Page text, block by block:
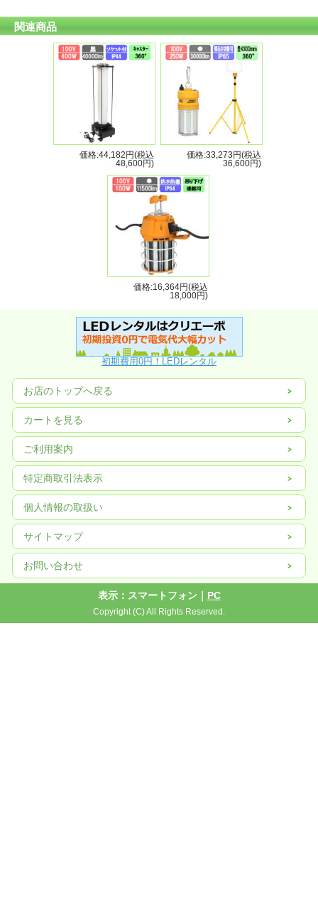
関連商品
価格:44,182円(税込
48,600円)
価格:33,273円(税込
36,600円)
価格:16,364円(税込
18,000円)
初期費用0円！LEDレンタル
お店のトップへ戻る
カートを見る
ご利用案内
特定商取引法表示
個人情報の取扱い
サイトマップ
お問い合わせ
表示：スマートフォン｜ PC
Copyright (C) All Rights Reserved.